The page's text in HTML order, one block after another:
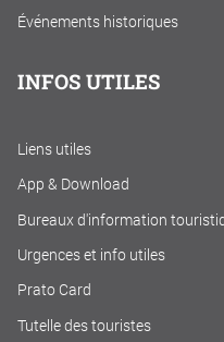
Événements historiques
INFOS UTILES
Liens utiles
App & Download
Bureaux d'information
Urgences et info utiles
Prato Card
Tutelle des touristes